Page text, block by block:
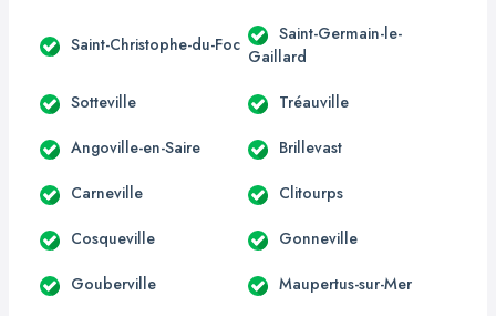
Saint-Christophe-du-Foc
Saint-Germain-le-
Gaillard
Sotteville Tréauville
Angoville-en-Saire Brillevast
Carneville Clitourps
Cosqueville Gonneville
Gouberville Maupertus-sur-Mer